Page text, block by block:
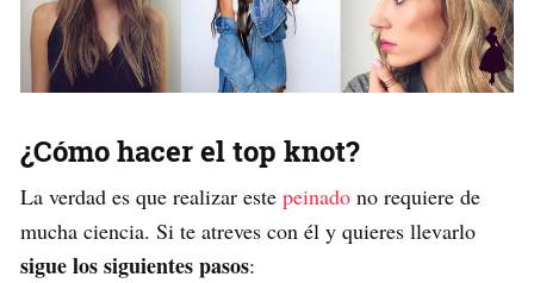
¿Cómo hacer el top knot?
La verdad es que realizar este peinado no requiere de
mucha ciencia. Si te atreves con él y quieres llevarlo
sigue los siguientes pasos: